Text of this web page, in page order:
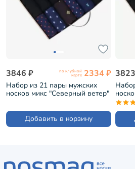
3846 ₽ по клубной
карте 2334 ₽
Набор из 21 пары мужских
носков микс "Северный ветер"
Добавить в корзину